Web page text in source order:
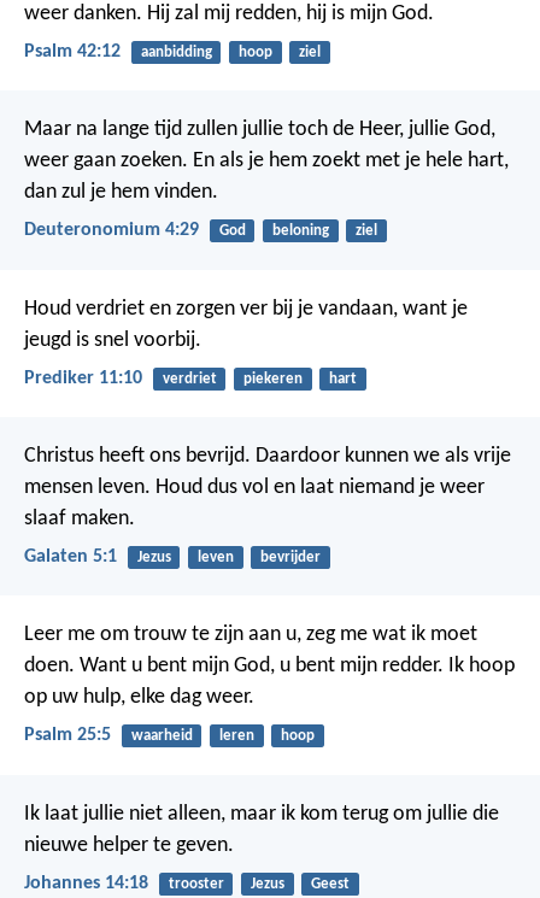
weer danken. Hij zal mij redden, hij is mijn God.
Psalm 42:12 aanbidding hoop ziel
Maar na lange tijd zullen jullie toch de Heer, jullie God,
weer gaan zoeken. En als je hem zoekt met je hele hart,
dan zul je hem vinden.
Deuteronomium 4:29 God beloning ziel
Houd verdriet en zorgen ver bij je vandaan, want je
jeugd is snel voorbij.
Prediker 11:10 verdriet piekeren hart
Christus heeft ons bevrijd. Daardoor kunnen we als vrije
mensen leven. Houd dus vol en laat niemand je weer
slaaf maken.
Galaten 5:1 Jezus leven bevrijder
Leer me om trouw te zijn aan u, zeg me wat ik moet
doen. Want u bent mijn God, u bent mijn redder. Ik hoop
op uw hulp, elke dag weer.
Psalm 25:5 waarheid leren hoop
Ik laat jullie niet alleen, maar ik kom terug om jullie die
nieuwe helper te geven.
Johannes 14:18 trooster Jezus Geest